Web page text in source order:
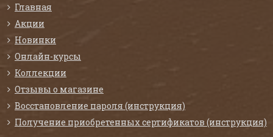
Главная
Акции
Новинки
Онлайн-курсы
Коллекции
Отзывы о магазине
Восстановление пароля (инструкция)
Получение приобретенных сертификатов (инструкция)